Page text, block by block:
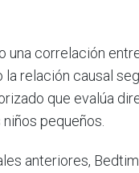
una correlación
relación causal
que evalúa
pequeños.
anteriores,